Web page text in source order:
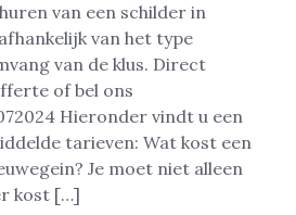
van een schilder in
van het type
van de klus. Direct
of bel ons
Hieronder vindt u een
tarieven: Wat kost een
Je moet niet alleen
kost […]